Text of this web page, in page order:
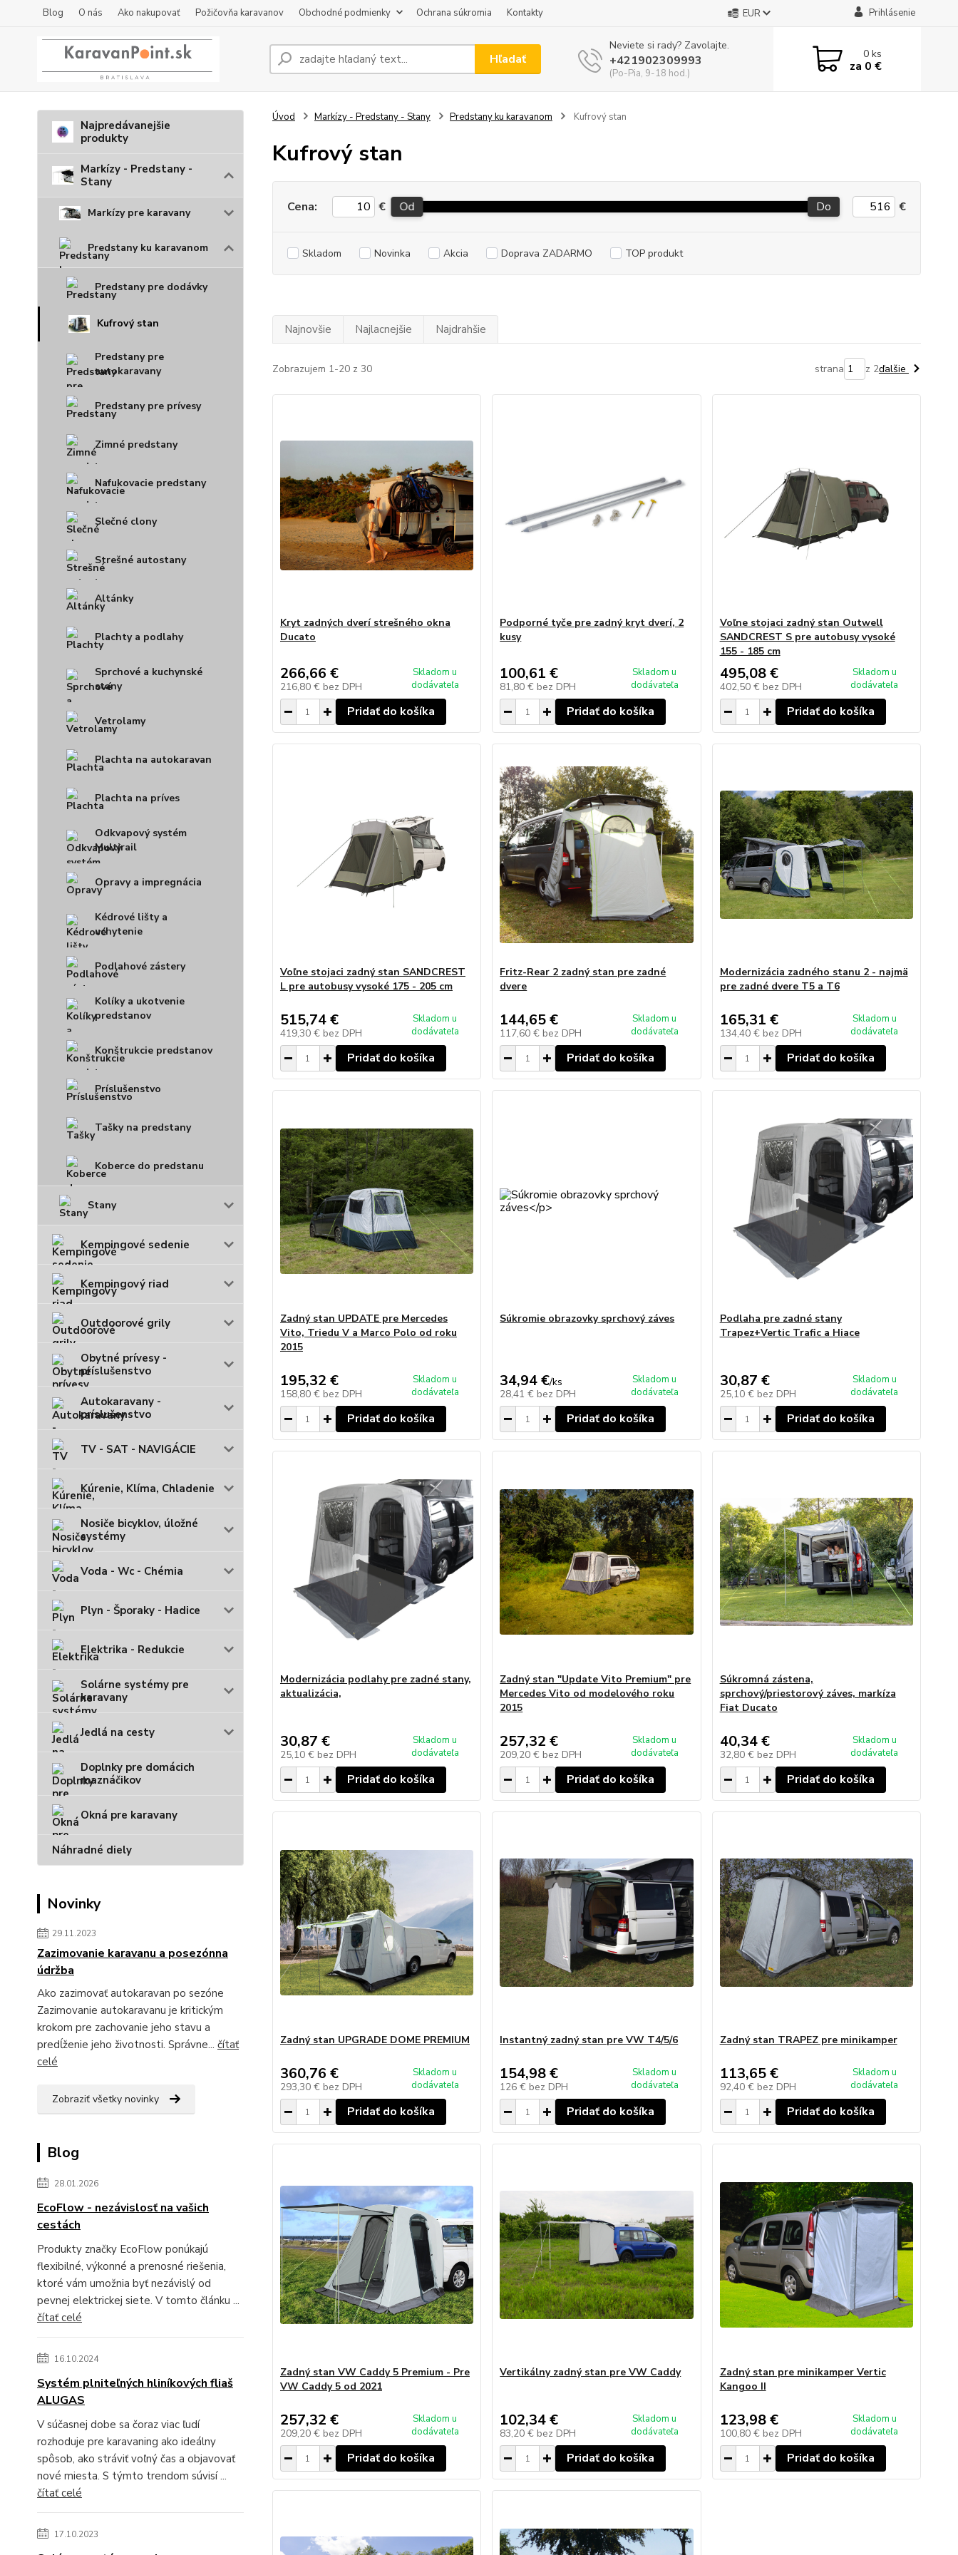
Blog O nás Ako nakupovať Požičovňa karavanov Obchodné podmienky Ochrana súkromia Kontakty EUR Prihlásenie
Hľadať
Neviete si rady? Zavolajte.
+421902309993
(Po-Pia, 9-18 hod.)
0ks
za 0 €
Najpredávanejšie
produkty
Markízy - Predstany -
Stany
Markízy pre karavany
Predstany ku karavanom
Predstany pre dodávky
Kufrový stan
Predstany pre
autokaravany
Predstany pre prívesy
Zimné predstany
Nafukovacie predstany
Slečné clony
Strešné autostany
Altánky
Plachty a podlahy
Sprchové a kuchynské
stany
Vetrolamy
Plachta na autokaravan
Plachta na príves
Odkvapový systém
Multirail
Opravy a impregnácia
Kédrové lišty a
uchytenie
Podlahové zástery
Kolíky a ukotvenie
predstanov
Konštrukcie predstanov
Príslušenstvo
Tašky na predstany
Koberce do predstanu
Stany
Kempingové sedenie
Kempingový riad
Outdoorové grily
Obytné prívesy -
príslušenstvo
Autokaravany -
príslušenstvo
TV - SAT - NAVIGÁCIE
Kúrenie, Klíma, Chladenie
Nosiče bicyklov, úložné
systémy
Voda - Wc - Chémia
Plyn - Šporaky - Hadice
Elektrika - Redukcie
Solárne systémy pre
karavany
Jedlá na cesty
Doplnky pre domácich
maznáčikov
Okná pre karavany
Náhradné diely
Novinky
29.11.2023
Zazimovanie karavanu a posezónna
údržba
Ako zazimovať autokaravan po sezóne
Zazimovanie autokaravanu je kritickým
krokom pre zachovanie jeho stavu a
predĺženie jeho životnosti. Správne... čítať
celé
Zobraziť všetky novinky
Blog
28.01.2026
EcoFlow - nezávislosť na vašich
cestách
Produkty značky EcoFlow ponúkajú
flexibilné, výkonné a prenosné riešenia,
ktoré vám umožnia byť nezávislý od
pevnej elektrickej siete. V tomto článku ...
čítať celé
16.10.2024
Systém plniteľných hliníkových fliaš
ALUGAS
V súčasnej dobe sa čoraz viac ľudí
rozhoduje pre karavaning ako ideálny
spôsob, ako stráviť voľný čas a objavovať
nové miesta. S týmto trendom súvisí ...
čítať celé
17.10.2023
Úvod Markízy - Predstany - Stany Predstany ku karavanom Kufrový stan
Kufrový stan
Cena: € Od Do €
Skladom Novinka Akcia Doprava ZADARMO TOP produkt
Najnovšie Najlacnejšie Najdrahšie
Zobrazujem 1-20 z 30 strana z 2ďalšie
Kryt zadných dverí strešného okna
Ducato
266,66 €
216,80 € bez DPH
Skladom u
dodávateľa
Pridať do košíka
Podporné tyče pre zadný kryt dverí, 2
kusy
100,61 €
81,80 € bez DPH
Skladom u
dodávateľa
Pridať do košíka
Voľne stojaci zadný stan Outwell
SANDCREST S pre autobusy vysoké
155 - 185 cm
495,08 €
402,50 € bez DPH
Skladom u
dodávateľa
Pridať do košíka
Voľne stojaci zadný stan SANDCREST
L pre autobusy vysoké 175 - 205 cm
515,74 €
419,30 € bez DPH
Skladom u
dodávateľa
Pridať do košíka
Fritz-Rear 2 zadný stan pre zadné
dvere
144,65 €
117,60 € bez DPH
Skladom u
dodávateľa
Pridať do košíka
Modernizácia zadného stanu 2 - najmä
pre zadné dvere T5 a T6
165,31 €
134,40 € bez DPH
Skladom u
dodávateľa
Pridať do košíka
Zadný stan UPDATE pre Mercedes
Vito, Triedu V a Marco Polo od roku
2015
195,32 €
158,80 € bez DPH
Skladom u
dodávateľa
Pridať do košíka
Súkromie obrazovky sprchový záves
34,94 €/ks
28,41 € bez DPH
Skladom u
dodávateľa
Pridať do košíka
Podlaha pre zadné stany
Trapez+Vertic Trafic a Hiace
30,87 €
25,10 € bez DPH
Skladom u
dodávateľa
Pridať do košíka
Modernizácia podlahy pre zadné stany,
aktualizácia,
30,87 €
25,10 € bez DPH
Skladom u
dodávateľa
Pridať do košíka
Zadný stan "Update Vito Premium" pre
Mercedes Vito od modelového roku
2015
257,32 €
209,20 € bez DPH
Skladom u
dodávateľa
Pridať do košíka
Súkromná zástena,
sprchový/priestorový záves, markíza
Fiat Ducato
40,34 €
32,80 € bez DPH
Skladom u
dodávateľa
Pridať do košíka
Zadný stan UPGRADE DOME PREMIUM
360,76 €
293,30 € bez DPH
Skladom u
dodávateľa
Pridať do košíka
Instantný zadný stan pre VW T4/5/6
154,98 €
126 € bez DPH
Skladom u
dodávateľa
Pridať do košíka
Zadný stan TRAPEZ pre minikamper
113,65 €
92,40 € bez DPH
Skladom u
dodávateľa
Pridať do košíka
Zadný stan VW Caddy 5 Premium - Pre
VW Caddy 5 od 2021
257,32 €
209,20 € bez DPH
Skladom u
dodávateľa
Pridať do košíka
Vertikálny zadný stan pre VW Caddy
102,34 €
83,20 € bez DPH
Skladom u
dodávateľa
Pridať do košíka
Zadný stan pre minikamper Vertic
Kangoo II
123,98 €
100,80 € bez DPH
Skladom u
dodávateľa
Pridať do košíka